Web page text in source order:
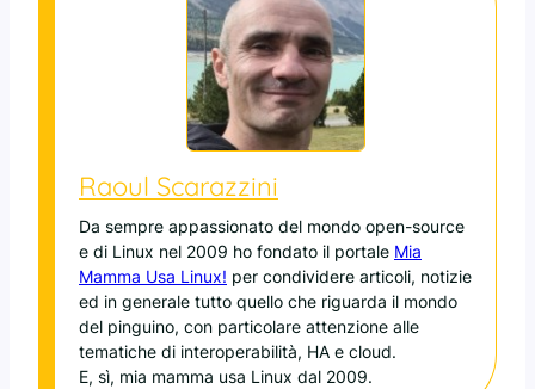
Raoul Scarazzini
Da sempre appassionato del mondo open-source
e di Linux nel 2009 ho fondato il portale Mia
Mamma Usa Linux! per condividere articoli, notizie
ed in generale tutto quello che riguarda il mondo
del pinguino, con particolare attenzione alle
tematiche di interoperabilità, HA e cloud.
E, sì, mia mamma usa Linux dal 2009.